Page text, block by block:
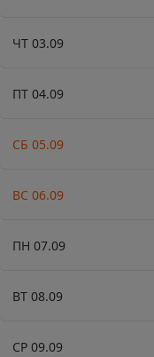
ЧТ 03.09
ПТ 04.09
СБ 05.09
ВС 06.09
ПН 07.09
ВТ 08.09
СР 09.09